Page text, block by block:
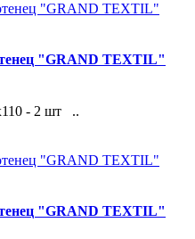
"GRAND TEXTIL"
- 2 шт ..
"GRAND TEXTIL"